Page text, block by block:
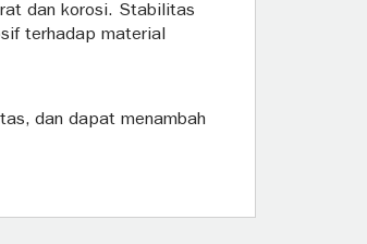
dan korosi. Stabilitas
terhadap material
dan dapat menambah